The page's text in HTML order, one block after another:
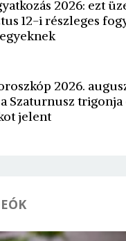
2026: ezt
12-i részleges
2026.
Szaturnusz trigonja
jelent
felhasználónév